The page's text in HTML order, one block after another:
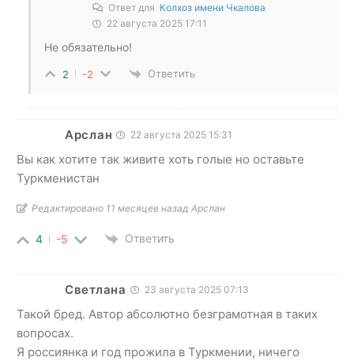
Ответ для Колхоз имени Чкалова
22 августа 2025 17:11
Не обязательно!
2 -2 Ответить
Арслан 22 августа 2025 15:31
Вы как хотите так живите хоть голые но оставьте
Туркменистан
Редактировано 11 месяцев назад Арслан
4 -5 Ответить
Светлана 23 августа 2025 07:13
Такой бред. Автор абсолютно безграмотная в таких
вопросах.
Я россиянка и год прожила в Туркмении, ничего